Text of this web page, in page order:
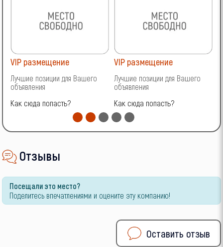
VIP размещение
Лучшие позиции для Вашего
объявления
Как сюда попасть?
VIP размещение
Лучшие позиции для Вашего
объявления
Как сюда попасть?
Отзывы
Посещали это место?
Поделитесь впечатлениями и оцените эту компанию!
Оставить отзыв